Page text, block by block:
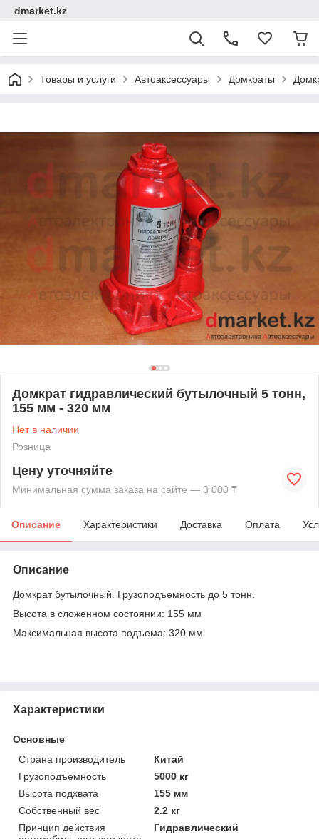
dmarket.kz
Товары и услуги Автоаксессуары Домкраты
Домкрат гидравлический бутылочный 5 тонн,
155 мм - 320 мм
Нет в наличии
Розница
Цену уточняйте
Минимальная сумма заказа на сайте — 3 000 ₸
Описание Характеристики Доставка Оплата
Описание
Домкрат бутылочный. Грузоподъемность до 5 тонн.
Высота в сложенном состоянии: 155 мм
Максимальная высота подъема: 320 мм
Характеристики
Основные
Страна производитель
Китай
Грузоподъемность
5000 кг
Высота подхвата
155 мм
Собственный вес
2.2 кг
Принцип действия
Гидравлический